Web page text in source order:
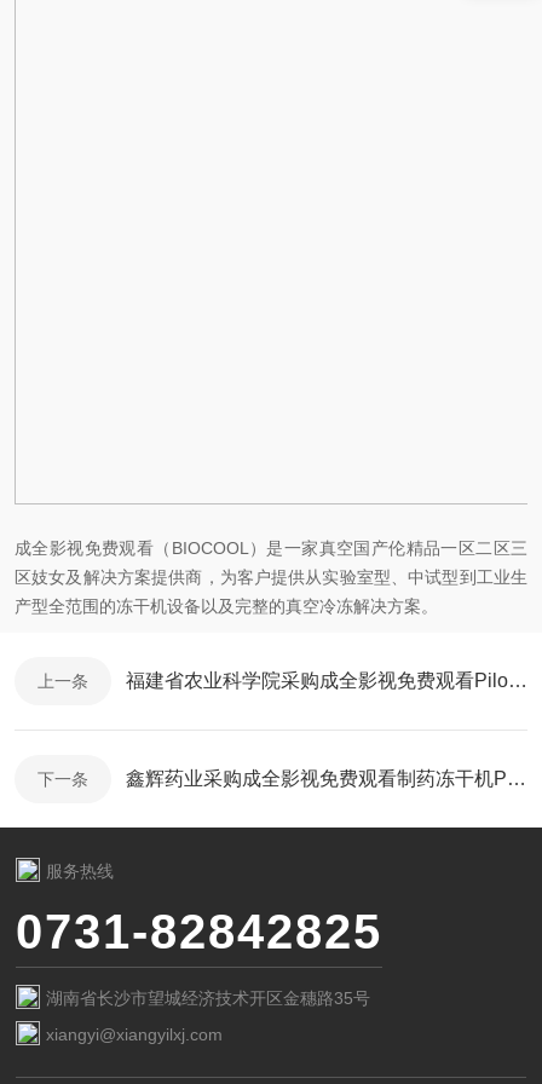
成全影视免费观看（BIOCOOL）是一家真空国产伦精品一区二区三
区妓女及解决方案提供商，为客户提供从实验室型、中试型到工业生
产型全范围的冻干机设备以及完整的真空冷冻解决方案。
上一条 福建省农业科学院采购成全影视免费观看Pilot3-6L中试型冻干机
下一条 鑫辉药业采购成全影视免费观看制药冻干机Pilot10-15E
服务热线
0731-82842825
湖南省长沙市望城经济技术开区金穗路35号
xiangyi@xiangyilxj.com